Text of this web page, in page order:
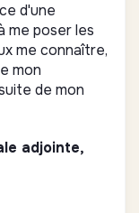
d'une
me poser les
me connaître,
mon
de mon
adjointe,